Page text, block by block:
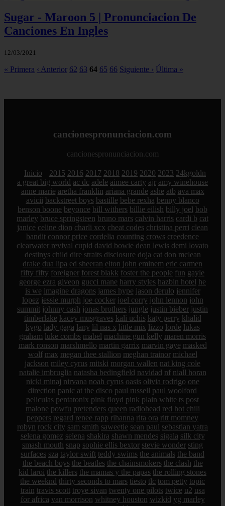
Sugar - Maroon 5 | Pronunciacion De
Canciones En Ingles
12/03/2021
« Primera ‹ Anterior 62 63 64 65 66 Siguiente › Última »
cancionespronunciacion.com
cancionespronunciacion.com
Inicio 2015 2016 2017 2018 2019 2020 2023 24kgoldn
a great big world ac dc adele aimee carty ajr amy winehouse
anne marie aretha franklin ariana grande ashe atb ava max
avicii backstreet boys bastille bebe rexha benny blanco
benson boone beyonce bill withers billie eilish billy joel bob
marley bruce springsteen bruno mars calvin harris cardi b cat
janice celine dion charli xcx cheat codes christina perri clean
bandit connor price cordelia counting crows creedence
clearwater revival cupid david bowie dean lewis demi lovato
destinys child dire straits disclosure doja cat don mclean
drake dua lipa ed sheeran elton john eminem eric carmen
fifty fifty foreigner forest blakk foster the people fun gayle
george ezra giveon gucci mane harry styles hazbin hotel he
is we imagine dragons james hype jason derulo jennifer
lopez jessie murph joe cocker joel corry john lennon john
summit johnny cash jonas brothers jungle justin bieber justin
timberlake kacey musgraves kali uchis katy perry khalid
kygo lady gaga lany lil nas x little mix lizzo lorde lukas
graham luke combs mabel machine gun kelly maren morris
mark ronson marshmello martin garrix marvin gaye masked
wolf max megan thee stallion meghan trainor michael
jackson miley cyrus mitski morgan wallen nat king cole
natalie imbruglia natasha bedingfield navidad nf niall horan
nicki minaj nirvana noah cyrus oasis olivia rodrigo one
direction panic at the disco paul russell paul woolford
peliculas pentatonix pink floyd pink plain white ts post
malone powfu pretenders queen radiohead red hot chili
peppers regard renee rapp rihanna rita ora ritt momney
robyn rock city sam smith saweetie sean paul sebastian yatra
selena gomez selena shakira shawn mendes sigala silk city
smash mouth snap sophie ellis bextor stevie wonder sting
surfaces sza taylor swift teddy swims the animals the band
the beach boys the beatles the chainsmokers the clash the
kid laroi the killers the mamas y the papas the rolling stones
the weeknd thirty seconds to mars tiesto tlc tom petty topic
train travis scott troye sivan twenty one pilots twice u2 usa
for africa van morrison whitney houston wizkid yg marley